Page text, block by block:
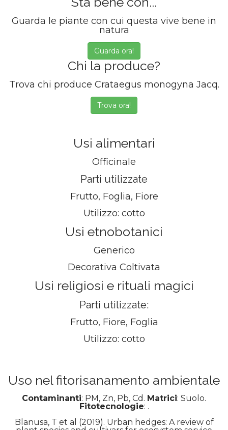
Guarda le piante con cui questa vive bene in
natura
Guarda ora!
Chi la produce?
Trova chi produce Crataegus monogyna Jacq.
Trova ora!
Usi alimentari
Officinale
Parti utilizzate
Frutto, Foglia, Fiore
Utilizzo: cotto
Usi etnobotanici
Generico
Decorativa Coltivata
Usi religiosi e rituali magici
Parti utilizzate:
Frutto, Fiore, Foglia
Utilizzo: cotto
Uso nel fitorisanamento ambientale
Contaminanti: PM, Zn, Pb, Cd. Matrici: Suolo.
Fitotecnologie: .
Blanusa, T et al (2019). Urban hedges: A review of